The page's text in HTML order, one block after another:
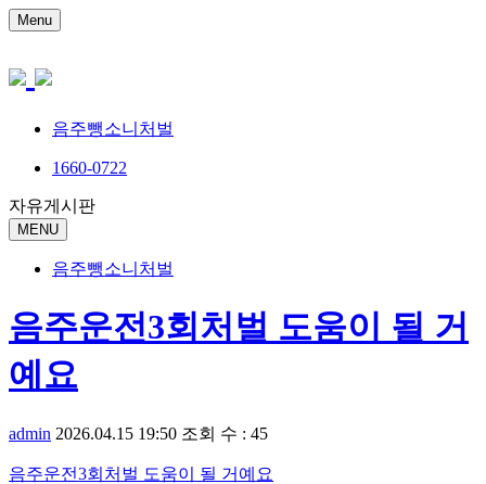
Menu
음주뺑소니처벌
1660-0722
자유게시판
MENU
음주뺑소니처벌
음주운전3회처벌 도움이 될 거
예요
admin 2026.04.15 19:50 조회 수 : 45
음주운전3회처벌 도움이 될 거예요